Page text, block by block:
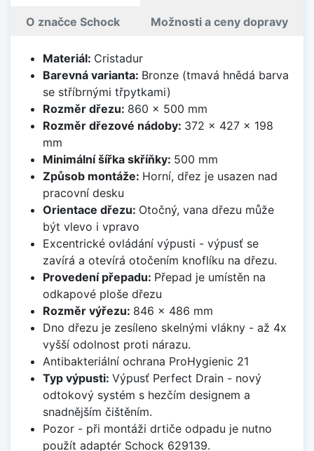
O značce Schock Možnosti a ceny dopravy
Materiál: Cristadur
Barevná varianta: Bronze (tmavá hnědá barva
se stříbrnými třpytkami)
Rozměr dřezu: 860 x 500 mm
Rozměr dřezové nádoby: 372 x 427 x 198
mm
Minimální šířka skříňky: 500 mm
Způsob montáže: Horní, dřez je usazen nad
pracovní desku
Orientace dřezu: Otočný, vana dřezu může
být vlevo i vpravo
Excentrické ovládání výpusti - výpusť se
zavírá a otevírá otočením knoflíku na dřezu.
Provedení přepadu: Přepad je umístěn na
odkapové ploše dřezu
Rozměr výřezu: 846 x 486 mm
Dno dřezu je zesíleno skelnými vlákny - až 4x
vyšší odolnost proti nárazu.
Antibakteriální ochrana ProHygienic 21
Typ výpusti: Výpusť Perfect Drain - nový
odtokový systém s hezčím designem a
snadnějším čištěním.
Pozor - při montáži drtiče odpadu je nutno
použít adaptér Schock 629139.